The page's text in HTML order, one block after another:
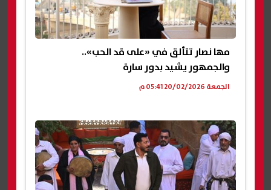
مها نصار تتألق في «على قد الحب»..
والجمهور يشيد بدور سارة
الجمعة 20/02/2026 05:41 م